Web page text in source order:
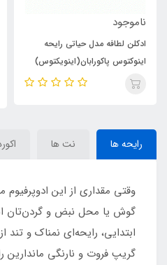
3,260,000
ادکلن لطافه مدل اسد زنزیبار آبی
رایحه پاکورابان اینوکتوس ویکتوری
الکسیر(اینویکتوس) (Asad
رایحه ها نت ها
وقتی مقداری از این
گوش یا محل نبض‌ و گردن‌تان
ابتدایی، رایحه‌ای نمناک و
گریپ فروت و نارنگی ماندارین